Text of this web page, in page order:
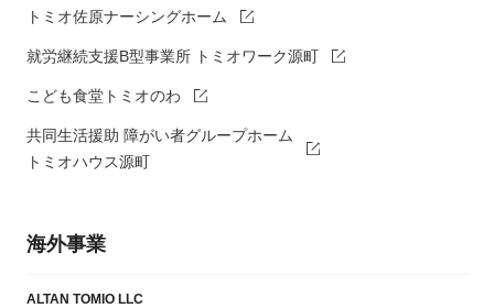
トミオ佐原ナーシングホーム
就労継続支援B型事業所 トミオワーク源町
こども食堂トミオのわ
共同生活援助 障がい者グループホーム
トミオハウス源町
海外事業
ALTAN TOMIO LLC